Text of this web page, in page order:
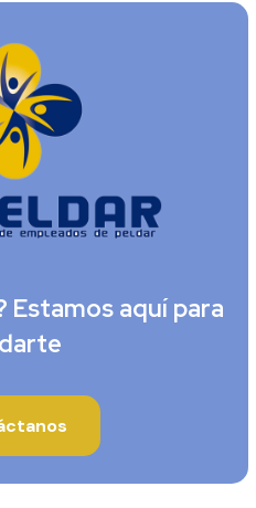
Estamos aquí para